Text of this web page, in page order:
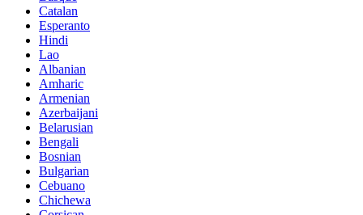
Catalan
Esperanto
Hindi
Lao
Albanian
Amharic
Armenian
Azerbaijani
Belarusian
Bengali
Bosnian
Bulgarian
Cebuano
Chichewa